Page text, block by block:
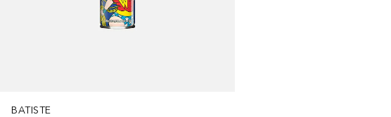
BATISTE